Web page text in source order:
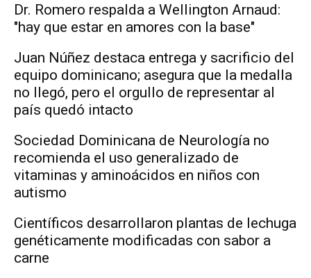
Dr. Romero respalda a Wellington Arnaud:
"hay que estar en amores con la base"
Juan Núñez destaca entrega y sacrificio del
equipo dominicano; asegura que la medalla
no llegó, pero el orgullo de representar al
país quedó intacto
Sociedad Dominicana de Neurología no
recomienda el uso generalizado de
vitaminas y aminoácidos en niños con
autismo
Científicos desarrollaron plantas de lechuga
genéticamente modificadas con sabor a
carne